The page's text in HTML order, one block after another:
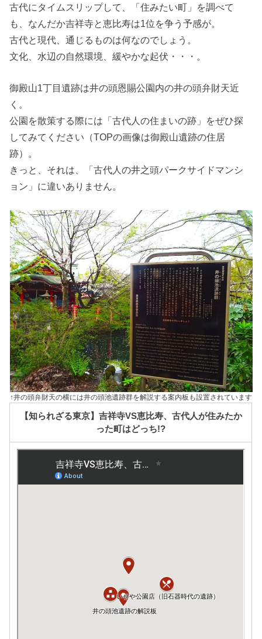
古代にタイムスリップして、「住みたい町」を調べて
も、なんだか吉祥寺と恵比寿は1位を争う予感が。
古代と現代、通じるものは何なのでしょう。
文化、水辺の自然環境、緩やかな起伏・・・。
御殿山1丁目遺跡は井の頭恩賜公園内の井の頭弁財天近
く。
公園を散策する際には「古代人の住まいの跡」をぜひ探
してみてください（TOPの画像は御殿山遺跡の住居
跡）。
きっと、それは、「古代人の井之頭パークサイドマンシ
ョン」に違いありません。
↑井の頭弁財天の横には井の頭池遺跡群を解説する案内板も設置されています
【知られざる東京】吉祥寺VS恵比寿、古代人が住みたか
った町はどっち!?